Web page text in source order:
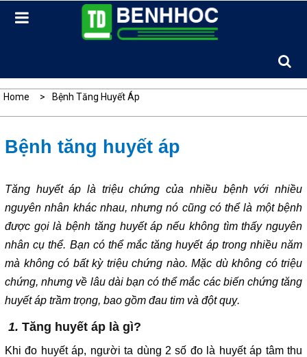
Skip
Home Bệnh Tăng Huyết Áp
Bệnh tăng huyết áp
Tăng huyết áp là triệu chứng của nhiều bệnh với nhiều
nguyên nhân khác nhau, nhưng nó cũng có thể là một bệnh
được gọi là bệnh tăng huyết áp nếu không tìm thấy nguyên
nhân cụ thể. Bạn có thể mắc tăng huyết áp trong nhiều năm
mà không có bất kỳ triệu chứng nào. Mặc dù không có triệu
chứng, nhưng về lâu dài bạn có thể mắc các biến chứng tăng
huyết áp trầm trọng, bao gồm đau tim và đột quỵ.
1. Tăng huyết áp là gì?
Khi đo huyết áp, người ta dùng 2 số đo là huyết áp tâm thu